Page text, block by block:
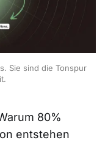
Sie sind die Tonspur
80%
entstehen